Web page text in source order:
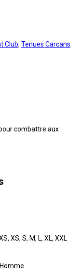
Club, Tenues Carcans
combattre aux
XS, S, M, L, XL, XXL